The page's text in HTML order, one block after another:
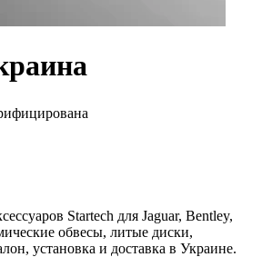
Startech для Jaguar, Bentley,
обвесы, литые диски,
установка и доставка в Украине.